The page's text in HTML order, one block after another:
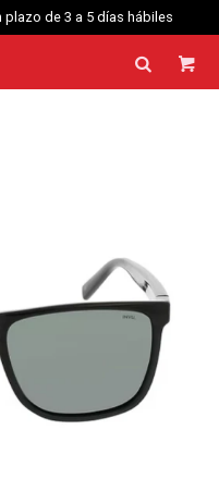
de 3 a 5 días hábiles